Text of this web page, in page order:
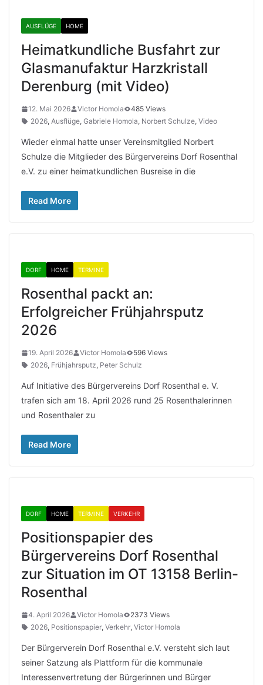
AUSFLÜGE HOME
Heimatkundliche Busfahrt zur
Glasmanufaktur Harzkristall
Derenburg (mit Video)
12. Mai 2026 Victor Homola
485 Views
2026, Ausflüge, Gabriele Homola, Norbert Schulze, Video
Wieder einmal hatte unser Vereinsmitglied Norbert
Schulze die Mitglieder des Bürgervereins Dorf Rosenthal
e.V. zu einer heimatkundlichen Busreise in die
Read More
DORF HOME TERMINE
Rosenthal packt an:
Erfolgreicher Frühjahrsputz
2026
19. April 2026 Victor Homola
596 Views
2026, Frühjahrsputz, Peter Schulz
Auf Initiative des Bürgervereins Dorf Rosenthal e. V.
trafen sich am 18. April 2026 rund 25 Rosenthalerinnen
und Rosenthaler zu
Read More
DORF HOME TERMINE VERKEHR
Positionspapier des
Bürgervereins Dorf Rosenthal
zur Situation im OT 13158 Berlin-
Rosenthal
4. April 2026 Victor Homola
2373 Views
2026, Positionspapier, Verkehr, Victor Homola
Der Bürgerverein Dorf Rosenthal e.V. versteht sich laut
seiner Satzung als Plattform für die kommunale
Interessenvertretung der Bürgerinnen und Bürger